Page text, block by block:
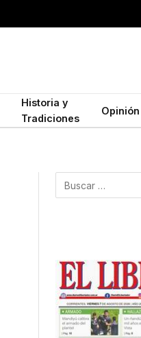
Historia y
Tradiciones
Opinión